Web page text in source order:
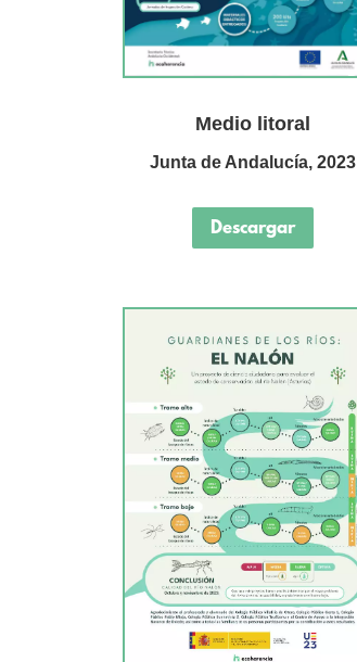
Medio litoral
Junta de Andalucía, 2023
Descargar